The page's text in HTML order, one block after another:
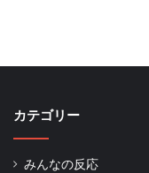
カテゴリー
みんなの反応